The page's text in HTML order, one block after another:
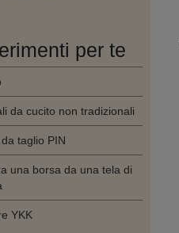
per te
da cucito non tradizionali
taglio PIN
una borsa da una tela di
YKK